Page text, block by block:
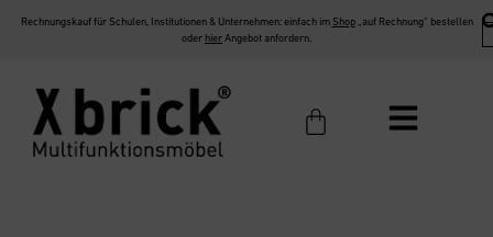
Rechnungskauf für Schulen, Institutionen & Unternehmen: einfach im Shop„auf Rechnung“ bestellen
oder hier Angebot anfordern.